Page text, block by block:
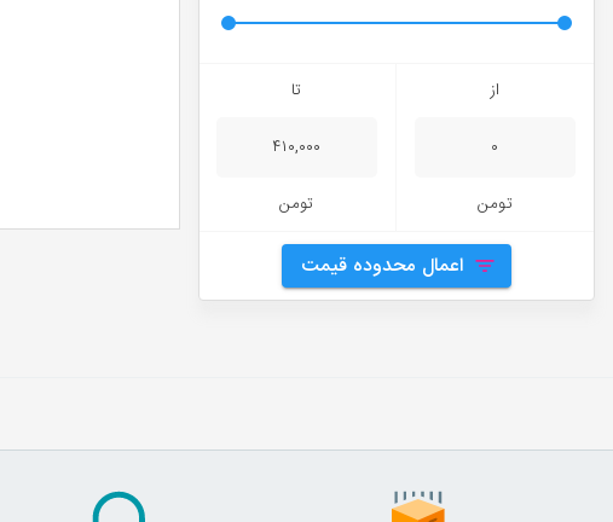
از
۰
تومن
تا
۴۱۰,۰۰۰
تومن
اعمال محدوده قیمت